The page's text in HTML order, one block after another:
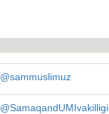
@sammuslimuz
@SamaqandUMIvakilligi